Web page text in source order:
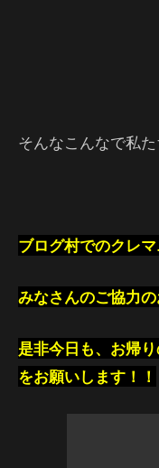
そんなこんなで私
ブログ村でのクレ
みなさんのご協力の
是非今日も、お帰
をお願いします！！